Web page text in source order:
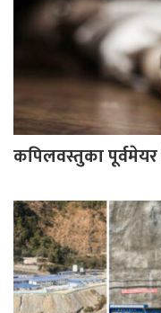
कपिलवस्तुका